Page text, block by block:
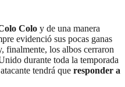
Colo y de una manera
evidenció sus pocas ganas
finalmente, los albos cerraron
durante toda la temporada
tendrá que responder a